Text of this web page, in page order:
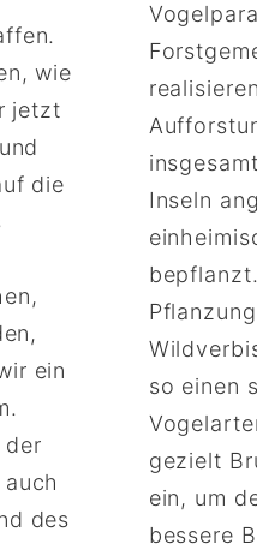
wie
jetzt
die
ein
der
des
Inseln
so einen
gezielt
ein, um
bessere